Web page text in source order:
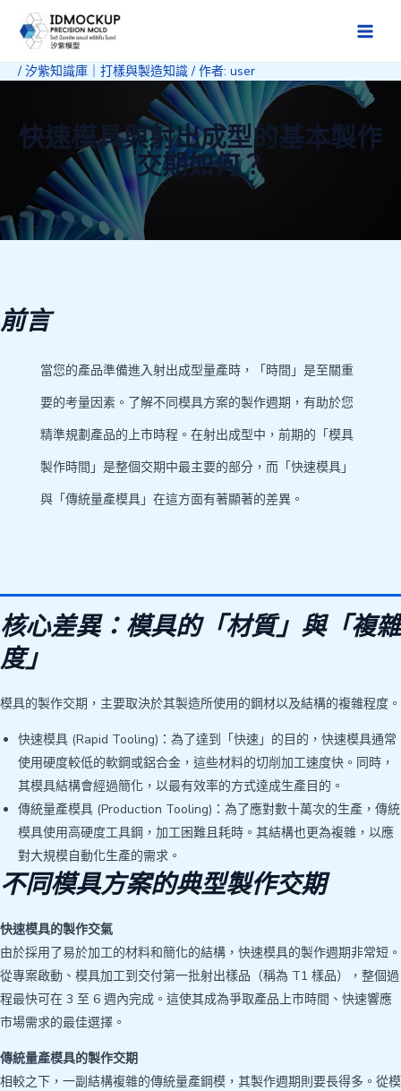
要
Main
/ 汐紫知識庫｜打樣與製造知識/ 作者: user
快速模具與射出成型的基本製作
交期如何？
前言
當您的產品準備進入射出成型量產時，「時間」是至關重
要的考量因素。了解不同模具方案的製作週期，有助於您
精準規劃產品的上市時程。在射出成型中，前期的「模具
製作時間」是整個交期中最主要的部分，而「快速模具」
與「傳統量產模具」在這方面有著顯著的差異。
核心差異：模具的「材質」與「複雜
度」
模具的製作交期，主要取決於其製造所使用的鋼材以及結構的複雜程度。
快速模具 (Rapid Tooling)：為了達到「快速」的目的，快速模具通常
使用硬度較低的軟鋼或鋁合金，這些材料的切削加工速度快。同時，
其模具結構會經過簡化，以最有效率的方式達成生產目的。
傳統量產模具 (Production Tooling)：為了應對數十萬次的生產，傳統
模具使用高硬度工具鋼，加工困難且耗時。其結構也更為複雜，以應
對大規模自動化生產的需求。
不同模具方案的典型製作交期
快速模具的製作交氣
由於採用了易於加工的材料和簡化的結構，快速模具的製作週期非常短。
從專案啟動、模具加工到交付第一批射出樣品（稱為 T1 樣品），整個過
程最快可在 3 至 6 週內完成。這使其成為爭取產品上市時間、快速響應
市場需求的最佳選擇。
傳統量產模具的製作交期
相較之下，一副結構複雜的傳統量產鋼模，其製作週期則要長得多。從模